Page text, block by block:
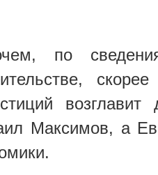
по
Максимов, а